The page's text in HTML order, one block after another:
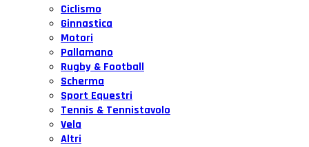
Ciclismo
Ginnastica
Motori
Pallamano
Rugby & Football
Scherma
Sport Equestri
Tennis & Tennistavolo
Vela
Altri